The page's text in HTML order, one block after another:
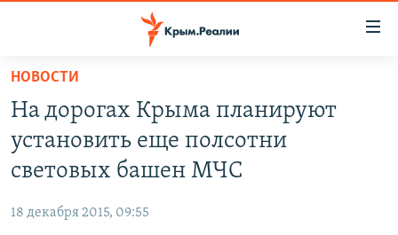
Вернуться
основному
содержанию
Вернутся
главной
навигации
СПЕЦПРОЕКТЫ
11 ЛЕТ ОККУПАЦИИ КРЫМА. 11 ИСТОРИЙ СОПРОТИВЛЕНИЯ
ЕЩЕ
НОВОСТИ
На дорогах Крыма планируют
установить еще полсотни
световых башен МЧС
18 декабря 2015, 09:55